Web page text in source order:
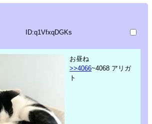
ID:q1VfxqDGKs
お昼ね
>>4066~4068 アリガ
ト